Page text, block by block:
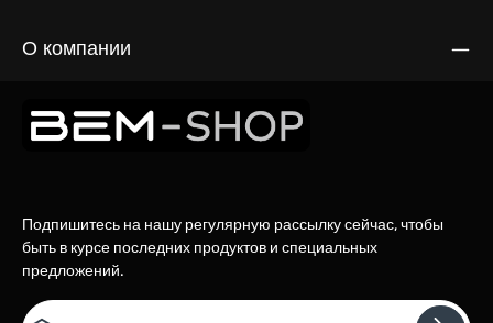
О компании
Подпишитесь на нашу регулярную рассылку сейчас, чтобы
быть в курсе последних продуктов и специальных
предложений.
Email адрес*